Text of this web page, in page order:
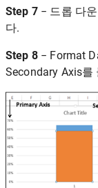
Step 7− 드롭 다운
다.
Step 8− Format
Secondary Axis를